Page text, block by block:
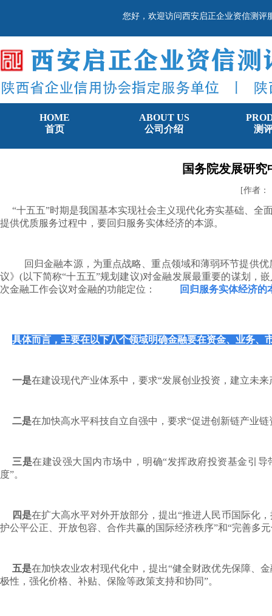
您好，欢迎访问西安启正企业资信测评
HOME
首页
ABOUT US
公司介绍
测
国务院发展研
[作者：
“十五五”时期是我国基本实现社会主义现代化夯实基础、全
提供优质服务过程中，要回归服务实体经济的本源。
回归金融本源，为重点战略、重点领域和薄弱环节提供
议》(以下简称“十五五”规划建议)对金融发展最重要的谋划，
次金融工作会议对金融的功能定位：
回归服务实体经济
具体而言，主要在以下八个领域明确金融要在资金、业务
一是在建设现代产业体系中，要求“发展创业投资，建立未
二是在加快高水平科技自立自强中，要求“促进创新链产业
三是在建设强大国内市场中，明确“发挥政府投资基金引
度”。
四是在扩大高水平对外开放部分，提出“推进人民币国际化
护公平公正、开放包容、合作共赢的国际经济秩序”和“完善多
五是在加快农业农村现代化中，提出“健全财政优先保障、
极性，强化价格、补贴、保险等政策支持和协同”。